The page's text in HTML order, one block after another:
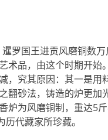
罗国王进贡风磨铜数
术品，由这个时期开
，究其原因：其一是
翻砂法，铸造的炉更加
炉为风磨铜制，重达5
历代藏家所珍藏。